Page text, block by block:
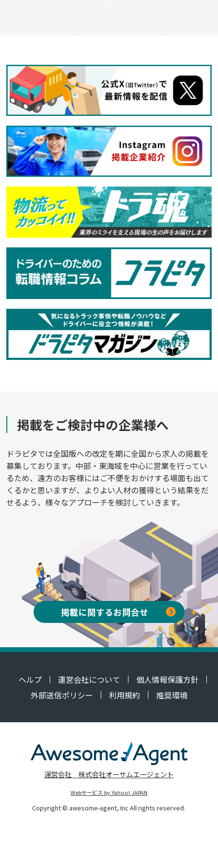
掲載をご検討中の企業様へ
ドラピタでは全国版への改定を期に全国から求人の掲載を
募集しております。中部・東海域を中心に営業を行ってい
るため、遠方のお客様にはご不便をおかけする場面も出て
くるかと思いますが、よりよい人材の獲得という結果をだ
せるよう、様々なアプローチを検討していきます。
掲載に関するお問合せ
ヘルプ 運営会社について
個人情報保護方針
外部送信ポリシー
利用規約 推奨環境
運営会社 株式会社オーサムエージェント
Webサービス by Yahoo! JAPAN
Copyright © awesome-agent, Inc All rights reserved.